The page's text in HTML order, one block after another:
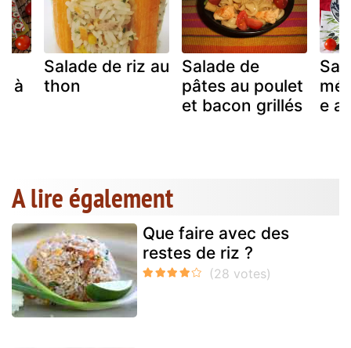
à
Salade de riz au
thon
Salade de
pâtes au poulet
et bacon grillés
e
A lire également
Que faire avec des
restes de riz ?